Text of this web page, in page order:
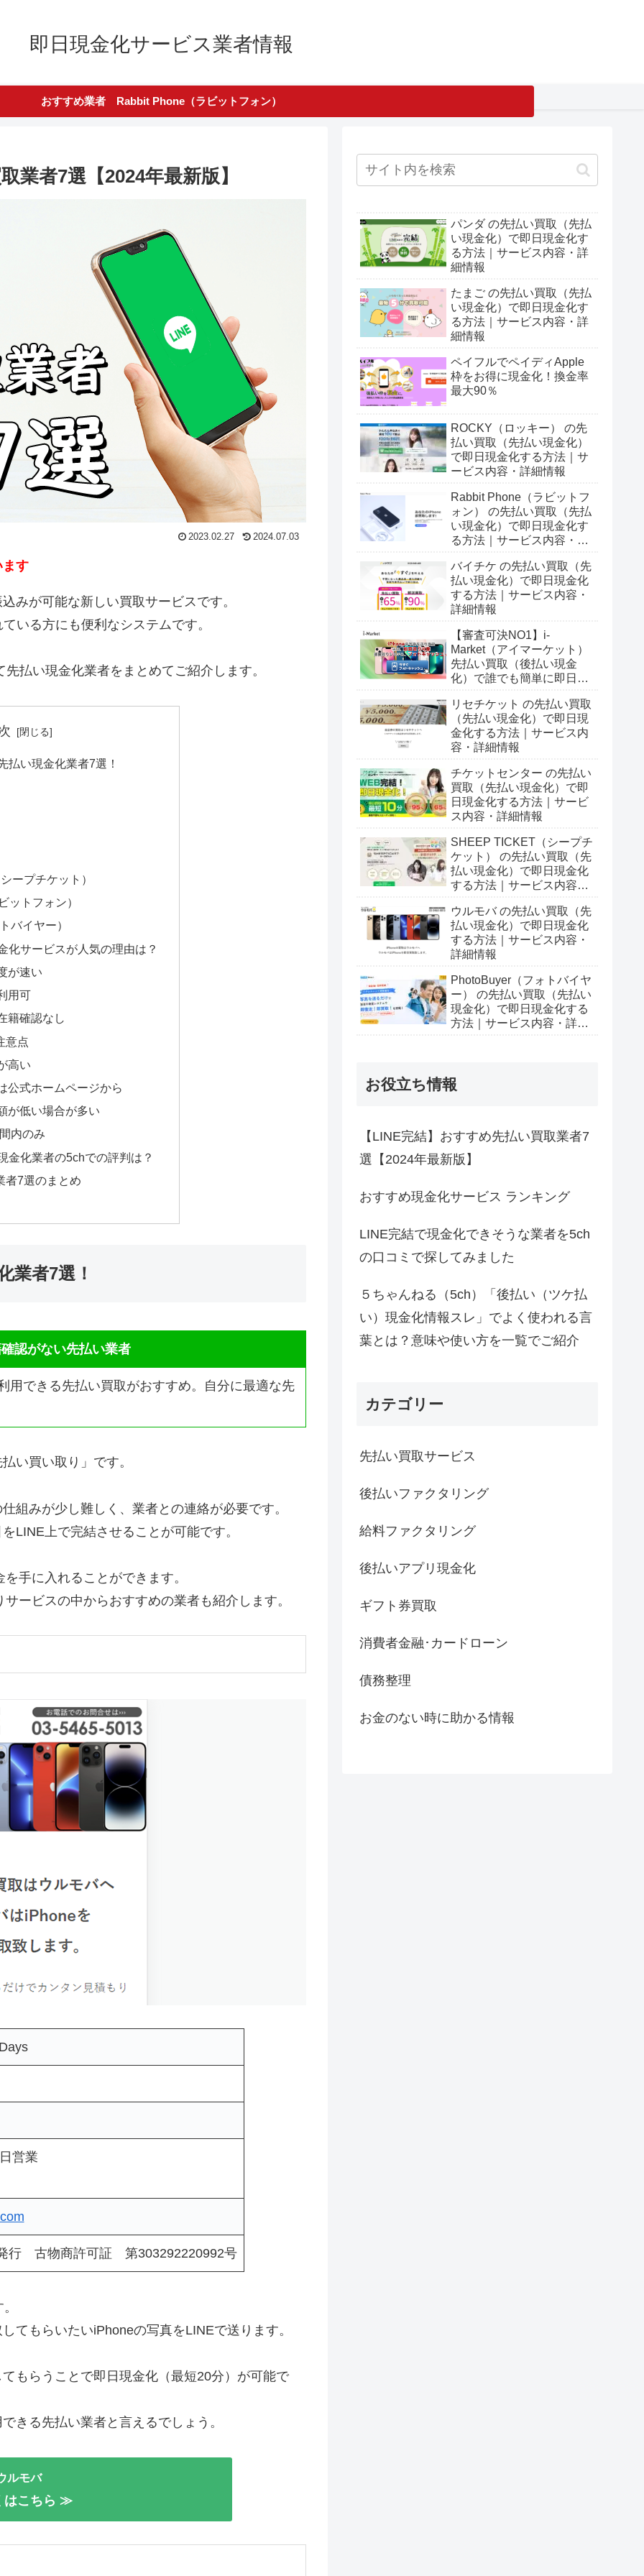
即日現金化サービス業者情報
おすすめ業者 Rabbit Phone（ラビットフォン）
業者7選【2024年最新版】
2023.02.27 2024.07.03
す
みが可能な新しい買取サービスです。
いる方にも便利なシステムです。
先払い現金化業者をまとめてご紹介します。
払い現金化業者7選！
ープチケット）
ットフォン）
バイヤー）
化サービスが人気の理由は？
が速い
用可
籍確認なし
意点
高い
公式ホームページから
が低い場合が多い
内のみ
金化業者の5chでの評判は？
者7選のまとめ
業者7選！
認がない先払い業者
用できる先払い買取がおすすめ。自分に最適な先
い買い取り」です。
組みが少し難しく、業者との連絡が必要です。
LINE上で完結させることが可能です。
手に入れることができます。
ービスの中からおすすめの業者も紹介します。
営業
行 古物商許可証 第303292220992号
てもらいたいiPhoneの写真をLINEで送ります。
もらうことで即日現金化（最短20分）が可能で
きる先払い業者と言えるでしょう。
ルモバ
はこちら ≫
パンダ の先払い買取（先払
い現金化）で即日現金化す
る方法｜サービス内容・詳
細情報
たまご の先払い買取（先払
い現金化）で即日現金化す
る方法｜サービス内容・詳
細情報
ペイフルでペイディApple
枠をお得に現金化！換金率
最大90％
ROCKY（ロッキー） の先
払い買取（先払い現金化）
で即日現金化する方法｜サ
ービス内容・詳細情報
Rabbit Phone（ラビットフ
ォン） の先払い買取（先払
い現金化）で即日現金化す
る方法｜サービス内容・詳
バイチケ の先払い買取（先
払い現金化）で即日現金化
する方法｜サービス内容・
詳細情報
【審査可決NO1】i-
Market（アイマーケット）
先払い買取（後払い現金
化）で誰でも簡単に即日現
とサービス詳細情報
リセチケット の先払い買取
（先払い現金化）で即日現
金化する方法｜サービス内
容・詳細情報
チケットセンター の先払い
買取（先払い現金化）で即
日現金化する方法｜サービ
ス内容・詳細情報
SHEEP TICKET（シープチ
ケット） の先払い買取（先
払い現金化）で即日現金化
する方法｜サービス内容・
ウルモバ の先払い買取（先
払い現金化）で即日現金化
する方法｜サービス内容・
詳細情報
PhotoBuyer（フォトバイヤ
ー） の先払い買取（先払い
現金化）で即日現金化する
方法｜サービス内容・詳細
お役立ち情報
【LINE完結】おすすめ先払い買取業者7
選【2024年最新版】
おすすめ現金化サービス ランキング
LINE完結で現金化できそうな業者を5ch
の口コミで探してみました
５ちゃんねる（5ch）「後払い（ツケ払
い）現金化情報スレ」でよく使われる言
葉とは？意味や使い方を一覧でご紹介
カテゴリー
先払い買取サービス
後払いファクタリング
給料ファクタリング
後払いアプリ現金化
ギフト券買取
消費者金融･カードローン
債務整理
お金のない時に助かる情報